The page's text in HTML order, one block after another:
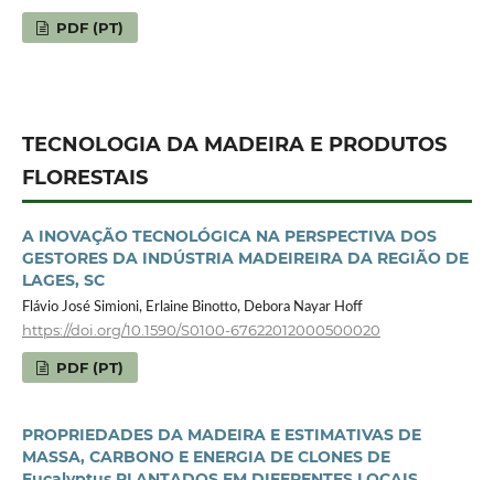
PDF (PT)
TECNOLOGIA DA MADEIRA E PRODUTOS
FLORESTAIS
A INOVAÇÃO TECNOLÓGICA NA PERSPECTIVA DOS
GESTORES DA INDÚSTRIA MADEIREIRA DA REGIÃO DE
LAGES, SC
Flávio José Simioni, Erlaine Binotto, Debora Nayar Hoff
https://doi.org/10.1590/S0100-67622012000500020
PDF (PT)
PROPRIEDADES DA MADEIRA E ESTIMATIVAS DE
MASSA, CARBONO E ENERGIA DE CLONES DE